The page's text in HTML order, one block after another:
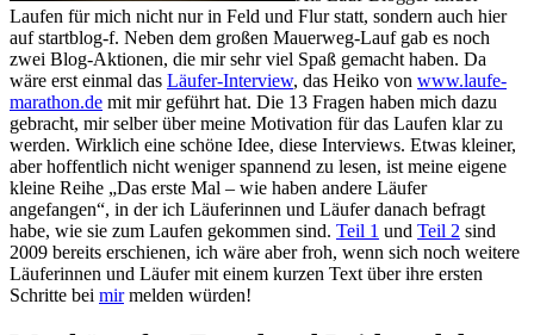
Laufen für mich nicht nur in Feld und Flur statt, sondern auch hier
auf startblog-f. Neben dem großen Mauerweg-Lauf gab es noch
zwei Blog-Aktionen, die mir sehr viel Spaß gemacht haben. Da
wäre erst einmal das Läufer-Interview, das Heiko von www.laufe-
marathon.de mit mir geführt hat. Die 13 Fragen haben mich dazu
gebracht, mir selber über meine Motivation für das Laufen klar zu
werden. Wirklich eine schöne Idee, diese Interviews. Etwas kleiner,
aber hoffentlich nicht weniger spannend zu lesen, ist meine eigene
kleine Reihe „Das erste Mal – wie haben andere Läufer
angefangen“, in der ich Läuferinnen und Läufer danach befragt
habe, wie sie zum Laufen gekommen sind. Teil 1 und Teil 2 sind
2009 bereits erschienen, ich wäre aber froh, wenn sich noch weitere
Läuferinnen und Läufer mit einem kurzen Text über ihre ersten
Schritte bei mirmelden würden!